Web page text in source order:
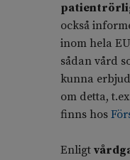
också
inom hela
sådan vård
kunna
om detta,
finns hos
Enligt